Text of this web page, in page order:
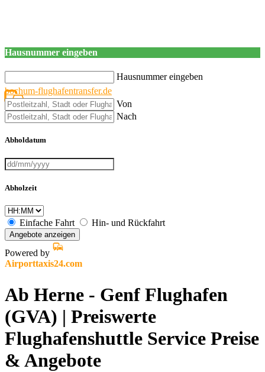
Hausnummer eingeben
Hausnummer eingeben
bochum-flughafentransfer.de
Von
Nach
Abholdatum
Abholzeit
Einfache Fahrt Hin- und Rückfahrt
Angebote anzeigen
Powered by
Airporttaxis24.com
Ab Herne - Genf Flughafen
(GVA) | Preiswerte
Flughafenshuttle Service Preise
& Angebote